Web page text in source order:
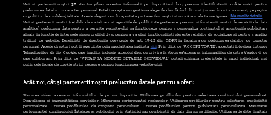
ABONARE DIGI TV
GESTIONAȚI PREFERINȚELE
CODUL DIGI24
CAMERE WEB
CONTACT/INFO
Noi și partenerii noștri 30stocăm și/sau accesăm informații pe dispozitivul dvs., precum identificatorii cookie unici pentru
prelucrarea datelor cu caracter personal. Puteți accepta sau gestiona alegerile dvs. făcând clic mai jos sau în orice moment, pe pagina
cu politica de confidențialitate. Aceste alegeri vor fi raportate partenerilor noștri și nu vă vor afecta navigarea.
Mai multe detalii
Noi si partenerii nostri (retelele de socializare si agentiile de publicitate partenere, precum si furnizorii nostri de servicii de date
analitice) prelucram date pentru a permite website-ului sa functioneze, pentru a personaliza continutul si anunturile publicitare
afisate in functie de interesele si/sau profilul dvs., pentru a va oferi functionalitati aferente retelelor de socializare si pentru a analiza
traficul pe website. Beneficiati de drepturile prevazute de art. 15-22 din GDPR in legatura cu prelucrarea datelor cu caracter
personal. Aceste drepturi pot fi exercitate prin modalitatea indicata aici. Prin click pe “ACCEPT TOATE”, acceptati folosirea tuturor
Tehnologiilor de tip Cookie, care implica inclusiv acceptul dvs. cu privire la stocarea/accesarea informatiilor de catre Vendor-ii cu
care colaboram. Prin click pe “VREAU SA MODIFIC SETARILE INDIVIDUAL” puteti schimba preferintele in mod individual, mai
putin cele legate de cookie strict necesare pentru functionarea website-ului.
Atât noi, cât și partenerii noștri prelucrăm datele pentru a oferi:
Stocarea și/sau accesarea informațiilor de pe un dispozitiv. Utilizarea profilurilor pentru selectarea conținutului personalizat.
Dezvoltarea și îmbunătățirea serviciilor. Măsurarea performanței reclamelor. Utilizarea profilurilor pentru selectarea publicității
personalizate. Crearea profilurilor de conținut personalizat. Crearea profilurilor pentru publicitate personalizată. Măsurarea
performanței conținutului. Înțelegerea publicului prin statistici sau combinații de date din surse diferite. Utilizarea de date limitate